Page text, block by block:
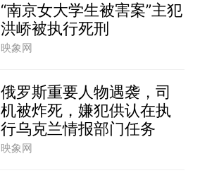
“南京女大学生被害案”主犯
洪峤被执行死刑
映象网
俄罗斯重要人物遇袭，司
机被炸死，嫌犯供认在执
行乌克兰情报部门任务
映象网